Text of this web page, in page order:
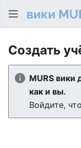
Создать
MURS
как и вы.
Войдите,